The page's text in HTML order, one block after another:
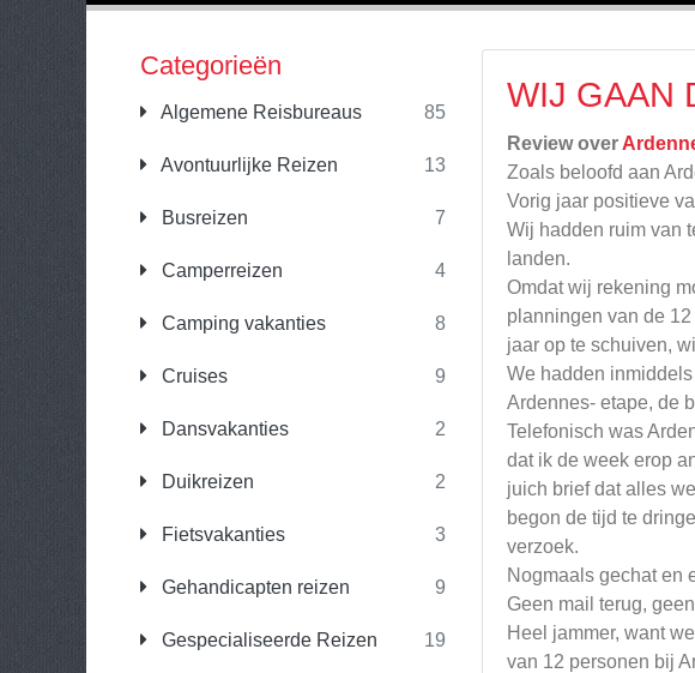
Categorieën
Algemene Reisbureaus 85
Avontuurlijke Reizen 13
Busreizen 7
Camperreizen 4
Camping vakanties 8
Cruises 9
Dansvakanties 2
Duikreizen 2
Fietsvakanties 3
Gehandicapten reizen 9
Gespecialiseerde Reizen 19
WIJ GAAN
Review over
Zoals beloofd aan
Vorig jaar positieve
Wij hadden ruim van
landen.
Omdat wij rekening
planningen van de
jaar op te schuiven,
We hadden
Ardennes- etape, de
Telefonisch was
dat ik de week erop
juich brief dat alles
begon de tijd te
verzoek.
Nogmaals gechat en
Geen mail terug,
Heel jammer, want
van 12 personen bij